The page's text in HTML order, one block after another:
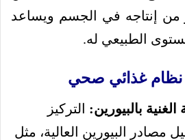
من إنتاجه في الجسم ويساعد
الطبيعي له.
نظام غذائي صحي
بالبيورين: التركيز
مصادر البيورين العالية، مثل